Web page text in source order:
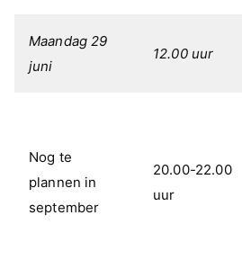
Maandag 29
juni
12.00 uur
Nog te
plannen in
september
20.00-22.00
uur